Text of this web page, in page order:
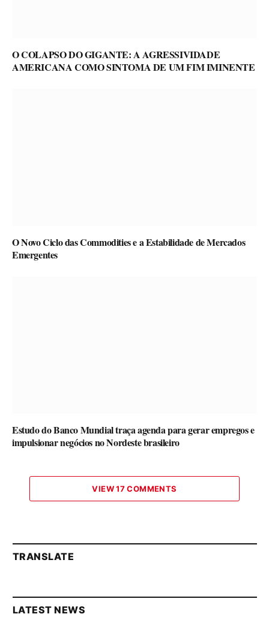
O COLAPSO DO GIGANTE: A AGRESSIVIDADE
AMERICANA COMO SINTOMA DE UM FIM IMINENTE
O Novo Ciclo das Commodities e a Estabilidade de Mercados
Emergentes
Estudo do Banco Mundial traça agenda para gerar empregos e
impulsionar negócios no Nordeste brasileiro
VIEW 17 COMMENTS
TRANSLATE
LATEST NEWS